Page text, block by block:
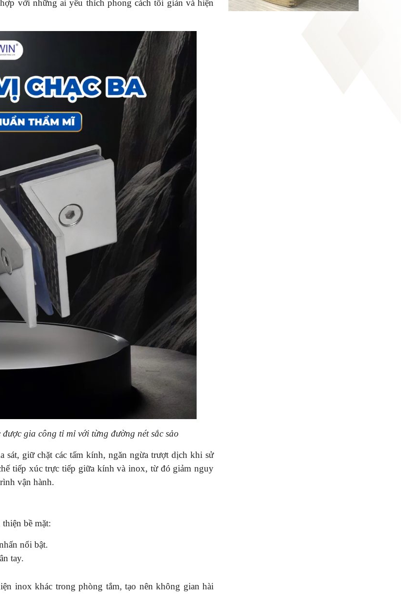
với những ai yêu thích phong cách tối giản và hiện
gia công tỉ mỉ với từng đường nét sắc sảo
sát, giữ chặt các tấm kính, ngăn ngừa trượt dịch khi sử
tiếp xúc trực tiếp giữa kính và inox, từ đó giảm nguy
vận hành.
bề mặt:
nổi bật.
tay.
inox khác trong phòng tắm, tạo nên không gian hài